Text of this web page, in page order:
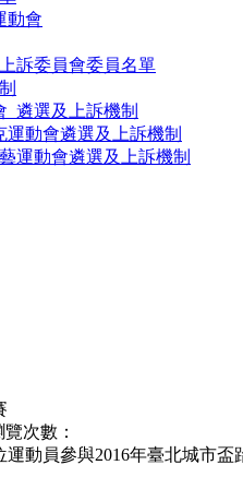
動會
訴委員會委員名單
遴選及上訴機制
運動會遴選及上訴機制
運動會遴選及上訴機制
次數：
動員參與2016年臺北城市盃